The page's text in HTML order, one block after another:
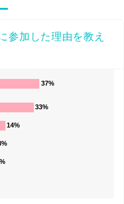
参加した理由を教え
37%
33%
14%